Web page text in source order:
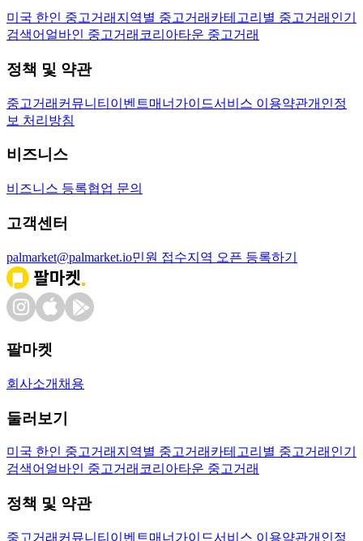
미국 한인 중고거래 지역별 중고거래 카테고리별 중고거래 인기
검색어 얼바인 중고거래 코리아타운 중고거래
정책 및 약관
중고거래 커뮤니티 이벤트매너가이드서비스 이용약관개인정
보 처리방침
비즈니스
비즈니스 등록협업 문의
고객센터
palmarket@palmarket.io민원 접수지역 오픈 등록하기
팔마켓
회사소개 채용
둘러보기
미국 한인 중고거래 지역별 중고거래 카테고리별 중고거래 인기
검색어 얼바인 중고거래 코리아타운 중고거래
정책 및 약관
중고거래 커뮤니티 이벤트매너가이드서비스 이용약관개인정